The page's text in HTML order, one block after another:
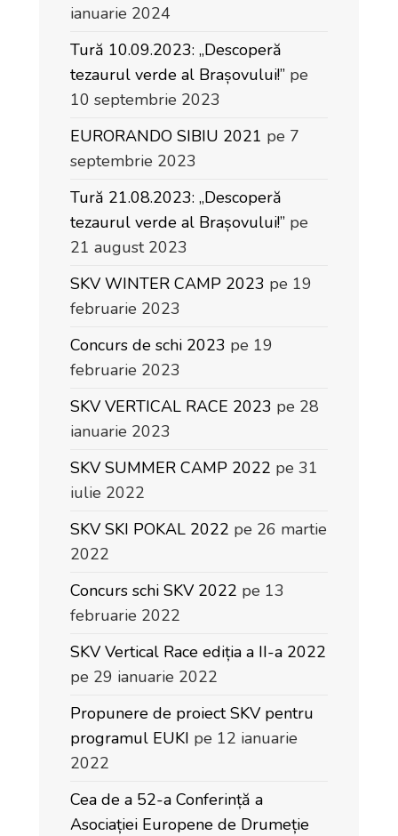
ianuarie 2024
Tură 10.09.2023: „Descoperă
tezaurul verde al Brașovului!” pe
10 septembrie 2023
EURORANDO SIBIU 2021 pe 7
septembrie 2023
Tură 21.08.2023: „Descoperă
tezaurul verde al Brașovului!” pe
21 august 2023
SKV WINTER CAMP 2023 pe 19
februarie 2023
Concurs de schi 2023 pe 19
februarie 2023
SKV VERTICAL RACE 2023 pe 28
ianuarie 2023
SKV SUMMER CAMP 2022 pe 31
iulie 2022
SKV SKI POKAL 2022 pe 26 martie
2022
Concurs schi SKV 2022 pe 13
februarie 2022
SKV Vertical Race ediția a II-a 2022
pe 29 ianuarie 2022
Propunere de proiect SKV pentru
programul EUKI pe 12 ianuarie
2022
Cea de a 52-a Conferință a
Asociației Europene de Drumeție